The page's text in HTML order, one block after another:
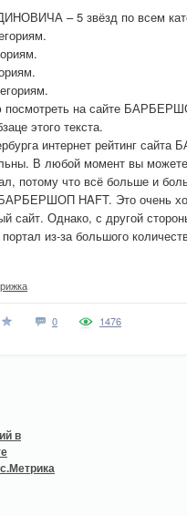
– 5 звёзд по всем
посмотреть на сайте
этого текста.
интернет рейтинг
В любой момент вы
потому что всё больше и
БАРБЕРШОП HAFT. Это очень
сайт. Однако, с другой
из-за большого
0 1476